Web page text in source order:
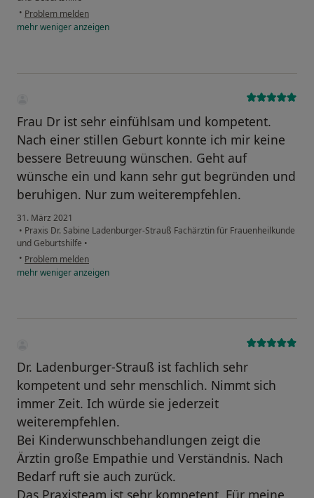
• Problem melden
mehrwenigeranzeigen
Frau Dr ist sehr einfühlsam und kompetent.
Nach einer stillen Geburt konnte ich mir keine
bessere Betreuung wünschen. Geht auf
wünsche ein und kann sehr gut begründen und
beruhigen. Nur zum weiterempfehlen.
31. März 2021
• Praxis Dr. Sabine Ladenburger-Strauß Fachärztin für Frauenheilkunde
und Geburtshilfe •
• Problem melden
mehrwenigeranzeigen
Dr. Ladenburger-Strauß ist fachlich sehr
kompetent und sehr menschlich. Nimmt sich
immer Zeit. Ich würde sie jederzeit
weiterempfehlen.
Bei Kinderwunschbehandlungen zeigt die
Ärztin große Empathie und Verständnis. Nach
Bedarf ruft sie auch zurück.
Das Praxisteam ist sehr kompetent. Für meine